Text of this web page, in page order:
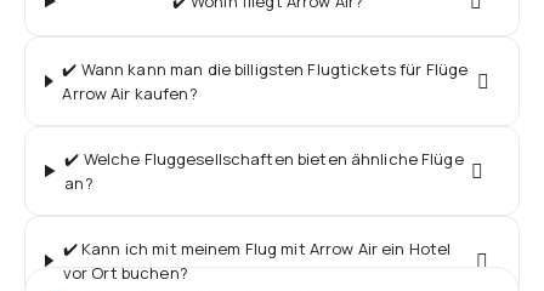
✔️ Wann kann man die billigsten Flugtickets für Flüge
Arrow Air kaufen?
✔️ Welche Fluggesellschaften bieten ähnliche Flüge
an?
✔️ Kann ich mit meinem Flug mit Arrow Air ein Hotel
vor Ort buchen?